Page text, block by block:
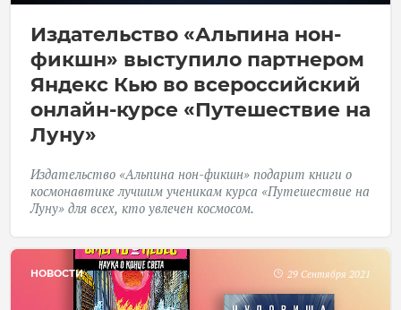
Издательство «Альпина нон-
фикшн» выступило партнером
Яндекс Кью во всероссийский
онлайн-курсе «Путешествие на
Луну»
Издательство «Альпина нон-фикшн» подарит книги о
космонавтике лучшим ученикам курса «Путешествие на
Луну» для всех, кто увлечен космосом.
НОВОСТИ 29 Сентября 2021